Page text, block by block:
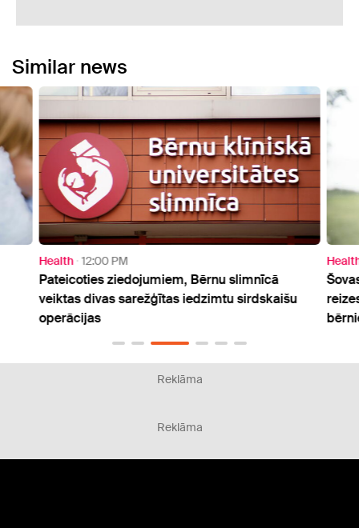
Similar news
Health 12:00 PM
Pateicoties ziedojumiem, Bērnu slimnīcā
veiktas divas sarežģītas iedzimtu sirdskaišu
operācijas
Reklāma
Reklāma